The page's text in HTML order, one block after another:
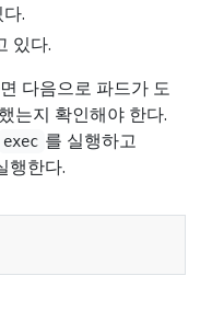
.
있다.
다음으로 파드가 도
는지 확인해야 한다.
exec 를 실행하고
행한다.